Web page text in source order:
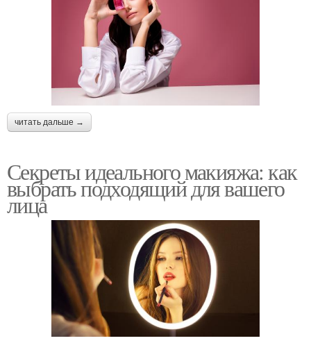
читать дальше →
Секреты идеального макияжа: как
выбрать подходящий для вашего
лица